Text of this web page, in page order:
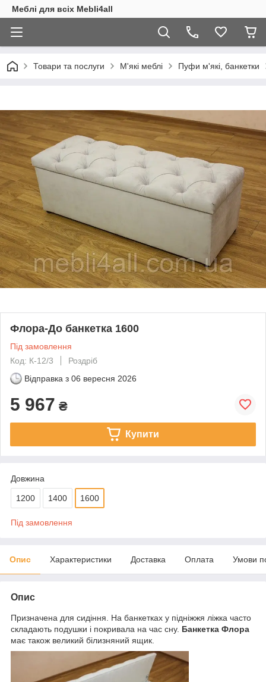
Меблі для всіх Mebli4all
Товари та послуги М'які меблі Пуфи м'які, банкетки
Флора-До банкетка 1600
Під замовлення
Код: К-12/3
Роздріб
Відправка з 06 вересня 2026
5 967 ₴
Купити
Довжина
1200 1400 1600
Під замовлення
Опис Характеристики Доставка Оплата Умови
Опис
Призначена для сидіння. На банкетках у підніжжя ліжка часто
складають подушки і покривала на час сну. Банкетка Флора
має також великий білизняний ящик.